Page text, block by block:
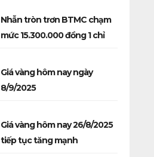
Nhẫn tròn trơn BTMC chạm
mức 15.300.000 đồng 1 chỉ
Giá vàng hôm nay ngày
8/9/2025
Giá vàng hôm nay 26/8/2025
tiếp tục tăng mạnh